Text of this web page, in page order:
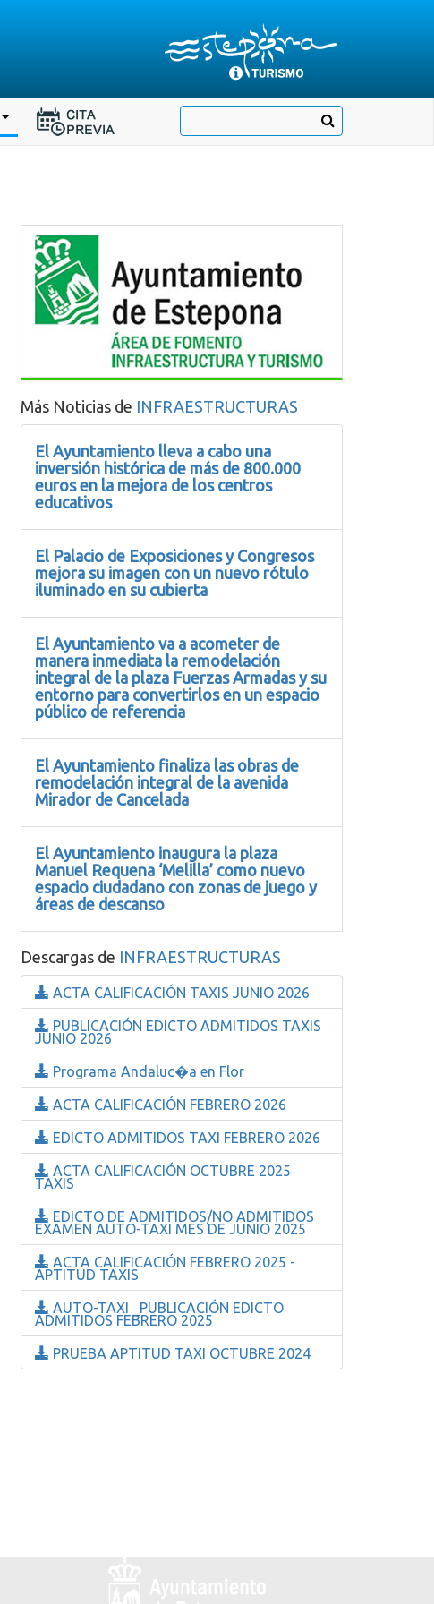
página
Buscar
Ir
a
Más Noticias de INFRAESTRUCTURAS
El Ayuntamiento lleva a cabo una
inversión histórica de más de 800.000
euros en la mejora de los centros
educativos
El Palacio de Exposiciones y Congresos
mejora su imagen con un nuevo rótulo
iluminado en su cubierta
El Ayuntamiento va a acometer de
manera inmediata la remodelación
integral de la plaza Fuerzas Armadas y su
entorno para convertirlos en un espacio
público de referencia
El Ayuntamiento finaliza las obras de
remodelación integral de la avenida
Mirador de Cancelada
El Ayuntamiento inaugura la plaza
Manuel Requena ‘Melilla’ como nuevo
espacio ciudadano con zonas de juego y
áreas de descanso
Descargas de INFRAESTRUCTURAS
ACTA CALIFICACIÓN TAXIS JUNIO 2026
PUBLICACIÓN EDICTO ADMITIDOS TAXIS
JUNIO 2026
Programa Andaluc�a en Flor
ACTA CALIFICACIÓN FEBRERO 2026
EDICTO ADMITIDOS TAXI FEBRERO 2026
ACTA CALIFICACIÓN OCTUBRE 2025
TAXIS
EDICTO DE ADMITIDOS/NO ADMITIDOS
EXAMEN AUTO-TAXI MES DE JUNIO 2025
ACTA CALIFICACIÓN FEBRERO 2025 -
APTITUD TAXIS
AUTO-TAXI _PUBLICACIÓN EDICTO
ADMITIDOS FEBRERO 2025
PRUEBA APTITUD TAXI OCTUBRE 2024